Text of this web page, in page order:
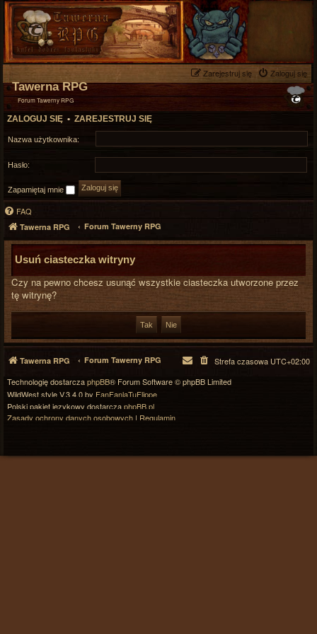
Zaloguj się
Zarejestruj się
Tawerna RPG
Forum Tawerny RPG
ZALOGUJ SIĘ • ZAREJESTRUJ SIĘ
Nazwa użytkownika:
Hasło:
Zapamiętaj mnie
FAQ
Tawerna RPG Forum Tawerny RPG
Usuń ciasteczka witryny
Czy na pewno chcesz usunąć wszystkie ciasteczka utworzone przez
tę witrynę?
Tawerna RPG Forum Tawerny RPG Strefa czasowa UTC+02:00
Technologię dostarczaphpBB® Forum Software © phpBB Limited
WildWest style V.3.4.0 by FanFanlaTuFlippe
Polski pakiet językowy dostarczaphpBB.pl
Zasady ochrony danych osobowych | Regulamin